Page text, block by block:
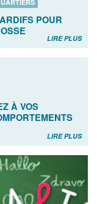
POUR
LIRE PLUS
À VOS
LIRE PLUS